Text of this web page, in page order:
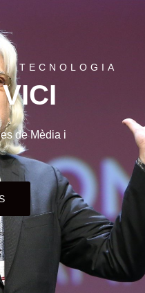
TECNOLOGIA
de Mèdia i